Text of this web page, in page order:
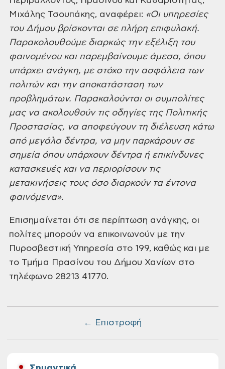
← Επιστροφή
Μιχάλης Τσουπάκης, αναφέρει: «Οιυπηρεσίες
του Δήμου βρίσκονται σε πλήρη επιφυλακή.
Παρακολουθούμε διαρκώς τηνεξέλιξη του
φαινομένου και παρεμβαίνουμε άμεσα, όπου
υπάρχει ανάγκη, με στόχοτην ασφάλεια των
πολιτών και την αποκατάσταση των
προβλημάτων. Παρακαλούνται οισυμπολίτες
μας να ακολουθούν τις οδηγίες της Πολιτικής
Προστασίας, νααποφεύγουν τη διέλευση κάτω
από μεγάλα δέντρα, να μην παρκάρουν σε
σημεία όπουυπάρχουν δέντρα ή επικίνδυνες
κατασκευές και να περιορίσουν τις
μετακινήσειςτους όσο διαρκούν τα έντονα
φαινόμενα».
Επισημαίνεται ότι σε περίπτωση ανάγκης, οι
πολίτες μπορούν να επικοινωνούν με την
Πυροσβεστική Υπηρεσία στο 199, καθώς και με
το Τμήμα Πρασίνου του Δήμου Χανίων στο
τηλέφωνο 28213 41770.